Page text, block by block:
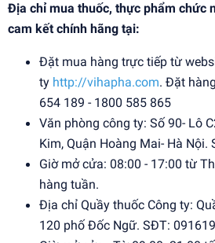
Địa chỉ mua thuốc, thực phẩm chức
cam kết chính hãng tại:
Đặt mua hàng trực tiếp từ
ty http://vihapha.com. Đặt
654 189 - 1800 585 865
Văn phòng công ty: Số 90- Lô
Kim, Quận Hoàng Mai- Hà
Giờ mở cửa: 08:00 - 17:00 từ
hàng tuần.
Địa chỉ Quầy thuốc Công ty:
120 phố Đốc Ngữ. SĐT: